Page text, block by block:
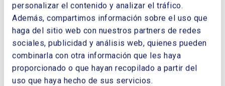
personalizar el contenido y analizar el tráfico.
Además, compartimos información sobre el uso que
haga del sitio web con nuestros partners de redes
sociales, publicidad y análisis web, quienes pueden
combinarla con otra información que les haya
proporcionado o que hayan recopilado a partir del
uso que haya hecho de sus servicios.
Enviar